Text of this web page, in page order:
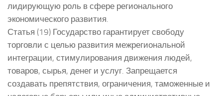
лидирующую роль в сфере регионального
экономического развития.
Статья (19) Государство гарантирует свободу
торговли с целью развития межрегиональной
интеграции, стимулирования движения людей,
товаров, сырья, денег и услуг. Запрещается
создавать препятствия, ограничения, таможенные и